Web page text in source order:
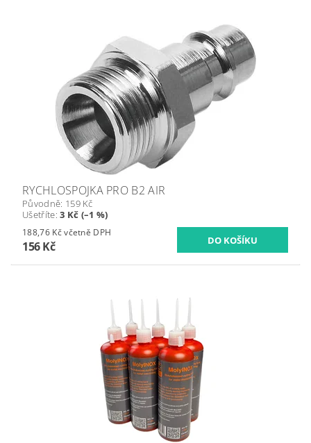
RYCHLOSPOJKA PRO B2 AIR
Původně: 159 Kč
Ušetříte:3 Kč (–1 %)
188,76 Kč včetně DPH
156 Kč